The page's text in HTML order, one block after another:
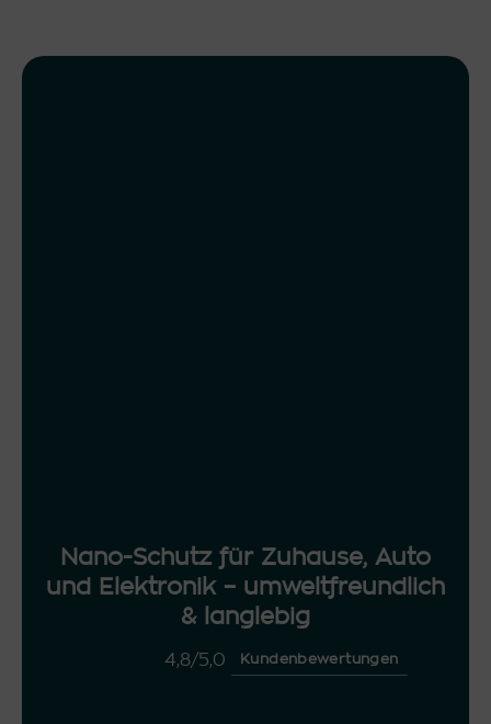
Nano-Schutz für Zuhause, Auto
und Elektronik – umweltfreundlich
& langlebig
4,8/5,0 Kundenbewertungen